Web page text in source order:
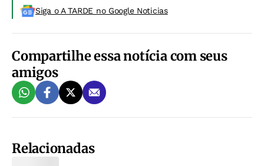
Siga o A TARDE no Google Noticias
Compartilhe essa notícia com seus
amigos
Relacionadas